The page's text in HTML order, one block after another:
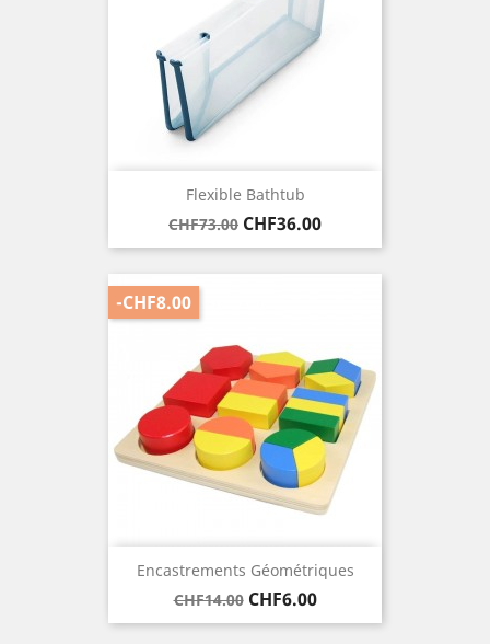
Flexible Bathtub
Regular
price
CHF73.00 Price
CHF36.00
Encastrements Géométriques
Regular
price
CHF14.00 Price
CHF6.00
-CHF8.00